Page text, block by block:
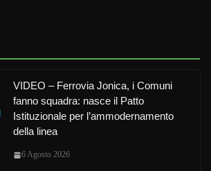
VIDEO – Ferrovia Jonica, i Comuni
fanno squadra: nasce il Patto
Istituzionale per l’ammodernamento
della linea
6 Agosto 2026